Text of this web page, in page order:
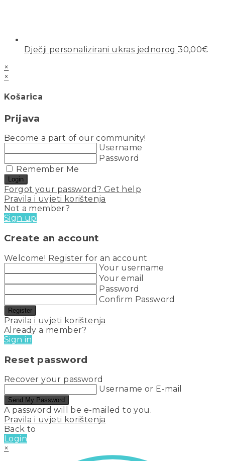
Dječji personalizirani ukras jednorog 30,00€
×
×
Košarica
Prijava
Become a part of our community!
Username
Password
Remember Me
Login
Forgot your password? Get help
Pravila i uvjeti korištenja
Not a member?
Sign up
Create an account
Welcome! Register for an account
Your username
Your email
Password
Confirm Password
Register
Pravila i uvjeti korištenja
Already a member?
Sign in
Reset password
Recover your password
Username or E-mail
Send My Password
A password will be e-mailed to you.
Pravila i uvjeti korištenja
Back to
Login
×